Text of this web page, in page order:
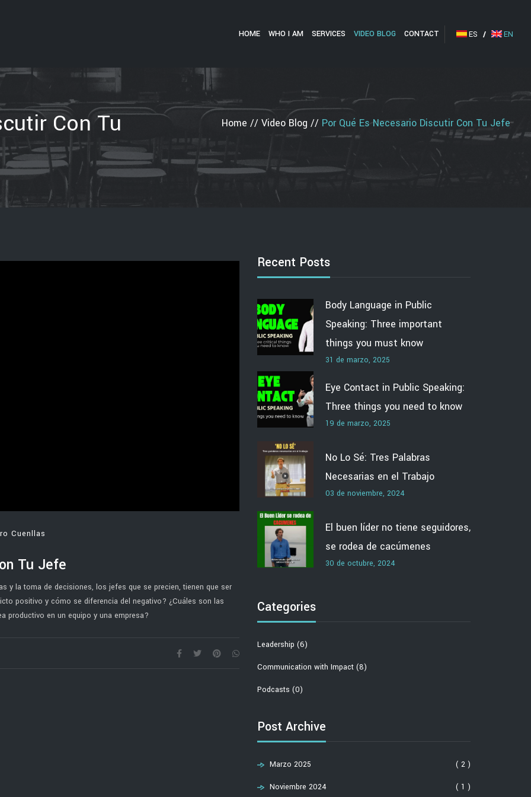
HOME WHO I AM SERVICES VIDEO BLOG CONTACT ES / EN
Con Tu Home // Video Blog // Por Qué Es Necesario Discutir Con Tu Jefe
Cuenllas
Tu Jefe
y la toma de decisiones, los jefes que se precien, tienen que ser
positivo y cómo se diferencia del negativo? ¿Cuáles son las
productivo en un equipo y una empresa?
Recent Posts
Body Language in Public
Speaking: Three important
things you must know
31 de marzo, 2025
Eye Contact in Public Speaking:
Three things you need to know
19 de marzo, 2025
No Lo Sé: Tres Palabras
Necesarias en el Trabajo
03 de noviembre, 2024
El buen líder no tiene seguidores,
se rodea de cacúmenes
30 de octubre, 2024
Categories
Leadership (6)
Communication with Impact (8)
Podcasts (0)
Post Archive
Marzo 2025 ( 2 )
Noviembre 2024 ( 1 )